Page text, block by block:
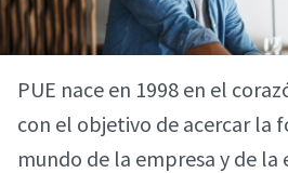
PUE nace en 1998 en el
con el objetivo de acercar la
mundo de la empresa y de la